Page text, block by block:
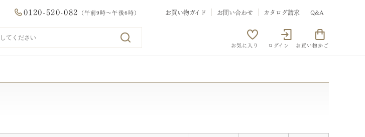
0120-520-082 （午前9時～午後6時） お買い物ガイド お問い合わせ カタログ請求 Q&A
お気に入り ログイン お買い物かご